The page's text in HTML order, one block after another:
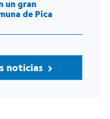
un gran
de Pica
noticias